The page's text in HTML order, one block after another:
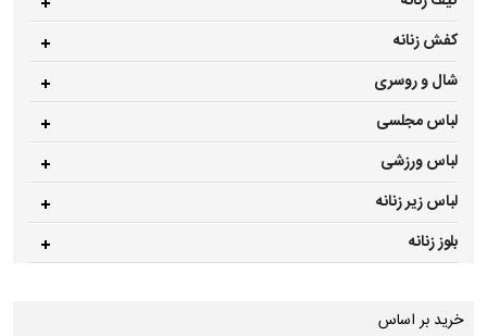
کفش زنانه
شال و روسری
لباس مجلسی
لباس ورزشی
لباس زیر زنانه
بلوز زنانه
خرید بر اساس